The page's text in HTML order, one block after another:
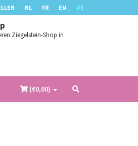
NL FR EN DE
Ziegelstein-Shop in
(€0,00)